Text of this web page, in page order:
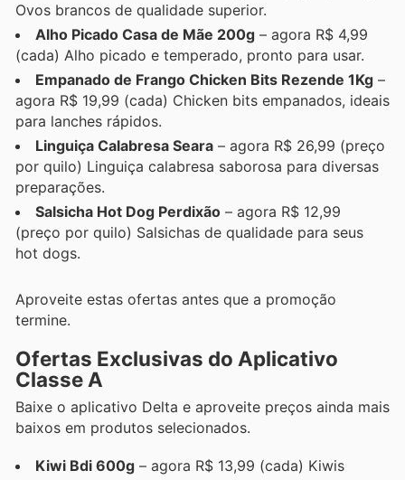
Ovos brancos de qualidade superior.
Alho Picado Casa de Mãe 200g – agora R$ 4,99
(cada) Alho picado e temperado, pronto para usar.
Empanado de Frango Chicken Bits Rezende 1Kg –
agora R$ 19,99 (cada) Chicken bits empanados, ideais
para lanches rápidos.
Linguiça Calabresa Seara – agora R$ 26,99 (preço
por quilo) Linguiça calabresa saborosa para diversas
preparações.
Salsicha Hot Dog Perdixão – agora R$ 12,99
(preço por quilo) Salsichas de qualidade para seus
hot dogs.
Aproveite estas ofertas antes que a promoção
termine.
Ofertas Exclusivas do Aplicativo
Classe A
Baixe o aplicativo Delta e aproveite preços ainda mais
baixos em produtos selecionados.
Kiwi Bdi 600g – agora R$ 13,99 (cada) Kiwis